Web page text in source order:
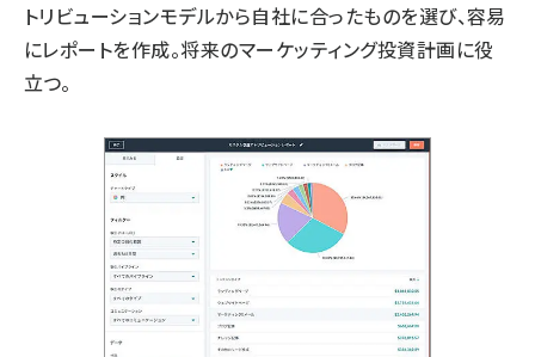
トリビューションモデルから自社に合ったものを選び、容易
にレポートを作成。将来のマーケッティング投資計画に役
立つ。